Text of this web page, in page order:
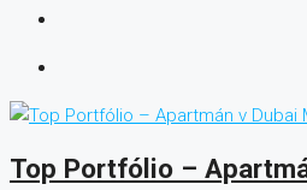
Top Portfólio –